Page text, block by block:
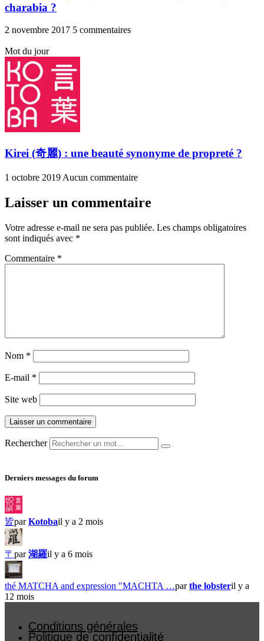
charabia ?
2 novembre 2017 5 commentaires
Mot du jour
Kirei (奇麗) : une beauté synonyme de propreté ?
1 octobre 2019 Aucun commentaire
Laisser un commentaire
Votre adresse e-mail ne sera pas publiée. Les champs obligatoires
sont indiqués avec *
Commentaire *
Nom *
E-mail *
Site web
Rechercher
Derniers messages du forum
皆parKotobail y a 2 mois
〒 par湖羅il y a 6 mois
thé MATCHA and expression "MACHTA …parthe lobsteril y a
12 mois
Conditions générales
Politique de confidentialité